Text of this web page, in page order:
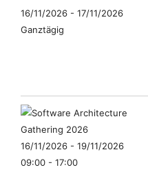
16/11/2026 - 17/11/2026
Ganztägig
16/11/2026 - 19/11/2026
09:00 - 17:00